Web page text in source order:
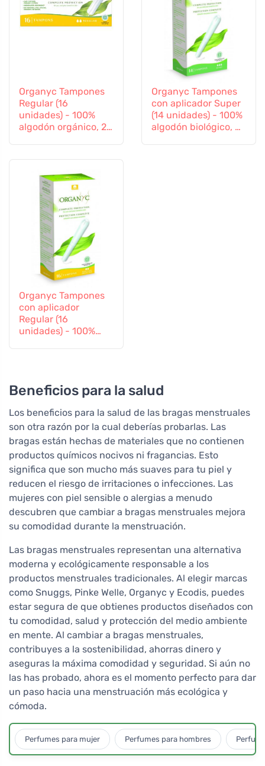
Organyc Tampones
Regular (16
unidades) - 100%
algodón orgánico, 2
Organyc Tampones
con aplicador Super
(14 unidades) - 100%
algodón biológico, 3
Organyc Tampones
con aplicador
Regular (16
unidades) - 100%
Beneficios para la salud
Los beneficios para la salud de las bragas menstruales
son otra razón por la cual deberías probarlas. Las
bragas están hechas de materiales que no contienen
productos químicos nocivos ni fragancias. Esto
significa que son mucho más suaves para tu piel y
reducen el riesgo de irritaciones o infecciones. Las
mujeres con piel sensible o alergias a menudo
descubren que cambiar a bragas menstruales mejora
su comodidad durante la menstruación.
Las bragas menstruales representan una alternativa
moderna y ecológicamente responsable a los
productos menstruales tradicionales. Al elegir marcas
como Snuggs, Pinke Welle, Organyc y Ecodis, puedes
estar segura de que obtienes productos diseñados con
tu comodidad, salud y protección del medio ambiente
en mente. Al cambiar a bragas menstruales,
contribuyes a la sostenibilidad, ahorras dinero y
aseguras la máxima comodidad y seguridad. Si aún no
las has probado, ahora es el momento perfecto para dar
un paso hacia una menstruación más ecológica y
cómoda.
Perfumes para mujer Perfumes para hombres